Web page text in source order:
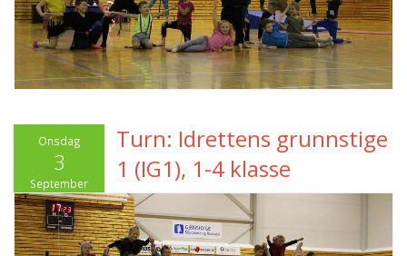
Onsdag
3
September
2025
Turn: Idrettens grunnstige
1 (IG1), 1-4 klasse